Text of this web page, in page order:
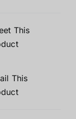
This
This